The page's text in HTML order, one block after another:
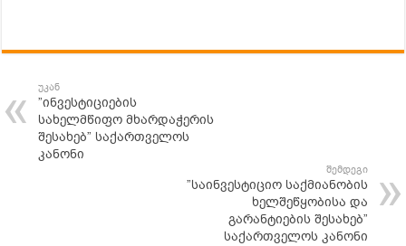
უკან
”ინვესტიციების
სახელმწიფო მხარდაჭერის
შესახებ” საქართველოს
კანონი
შემდეგი
”საინვესტიციო საქმიანობის
ხელშეწყობისა და
გარანტიების შესახებ”
საქართველოს კანონი